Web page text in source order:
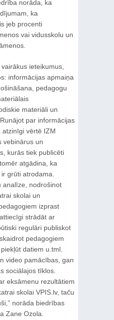
norāda, ka
ka
jeb procenti
vai vidusskolu un
ieteikumus,
informācijas apmaiņa
pedagogu
materiāli un
par informācijas
vērtē IZM
vebinārus un
kurās tiek publicēti
atgādina, ka
grūti atrodama.
analīze, nodrošinot
skolai un
izprast
strādāt ar
regulāri publiskot
pedagogiem
datiem u.tml.
video pamācības, gan
sociālajos tīklos.
eksāmenu rezultātiem
skolai VPIS.lv, taču
norāda biedrības
Zane Ozola.